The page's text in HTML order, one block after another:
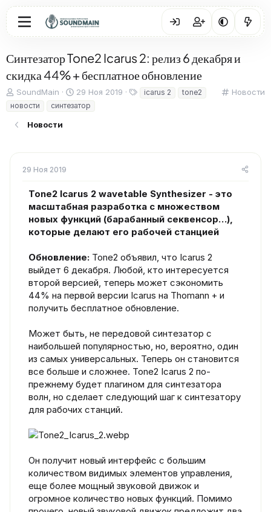
Синтезатор Tone2 Icarus 2: релиз 6 декабря и
скидка 44% + бесплатное обновление
К
Новости
А
в
т
о
SoundMain
Д
а
т
29 Ноя 2019 icarus 2
tone2
новости
синтезатор
Новости
29 Ноя 2019
Tone2 Icarus 2 wavetable Synthesizer - это
масштабная разработка с множеством
новых функций (барабанный секвенсор…),
которые делают его рабочей станцией
Обновление: Tone2 объявил, что Icarus 2
выйдет 6 декабря. Любой, кто интересуется
второй версией, теперь может сэкономить
44% на первой версии Icarus на Thomann + и
получить бесплатное обновление.
Может быть, не передовой синтезатор с
наибольшей популярностью, но, вероятно, один
из самых универсальных. Теперь он становится
все больше и сложнее. Tone2 Icarus 2 по-
прежнему будет плагином для синтезатора
волн, но сделает следующий шаг к синтезатору
для рабочих станций.
Он получит новый интерфейс с большим
количеством видимых элементов управления,
еще более мощный звуковой движок и
огромное количество новых функций. Помимо